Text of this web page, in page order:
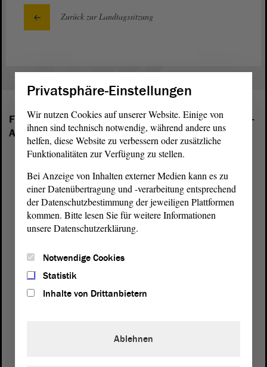
Zurück zur Landtagssitzung
Folgende Fraktionen sind im Landtag von Sachsen-
Anhalt vertreten:
Privatsphäre-Einstellungen
Wir nutzen Cookies auf unserer Website. Einige von
ihnen sind technisch notwendig, während andere uns
helfen, diese Website zu verbessern oder zusätzliche
Funktionalitäten zur Verfügung zu stellen.
Bei Anzeige von Inhalten externer Medien kann es zu
einer Datenübertragung und -verarbeitung entsprechend
der Datenschutzbestimmung der jeweiligen Plattformen
kommen. Bitte lesen Sie für weitere Informationen
unsere Datenschutzerklärung.
Notwendige Cookies
Statistik
Inhalte von Drittanbietern
Ablehnen